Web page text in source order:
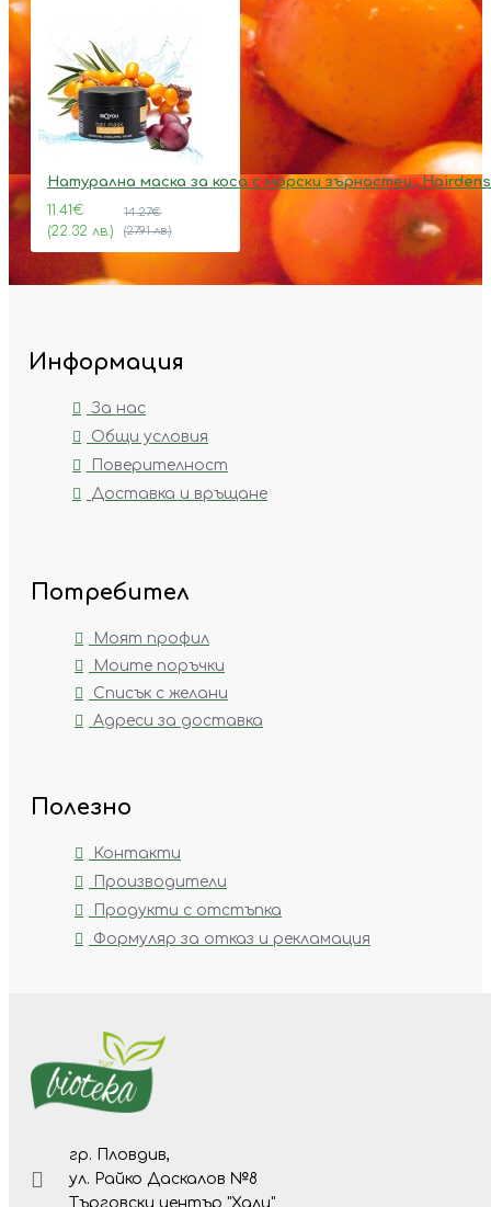
Натурална маска за коса с морски зърнастец,
11.41€
(22.32 лв.)
14.27€
(27.91 лв.)
Информация
За нас
Общи условия
Поверителност
Доставка и връщане
Потребител
Моят профил
Моите поръчки
Списък с желани
Адреси за доставка
Полезно
Контакти
Производители
Продукти с отстъпка
Формуляр за отказ и рекламация
гр. Пловдив,
ул. Райко Даскалов №8
Търговски център "Хали"